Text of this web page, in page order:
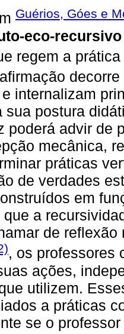
Guérios, Góes e
eco-recursivo
regem a
e internalizam
sua postura
poderá advir de
mecânica,
práticas
de verdades
em
a
de
, os professores
ações,
utilizem.
a práticas
se o